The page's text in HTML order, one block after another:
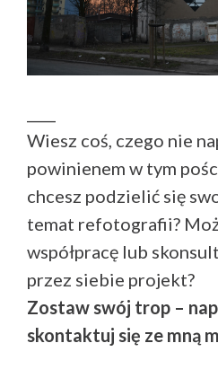
Wiesz coś, czego nie
powinienem w tym
chcesz podzielić się
temat refotografii?
współpracę lub
przez siebie projekt?
Zostaw swój trop –
skontaktuj się ze mną